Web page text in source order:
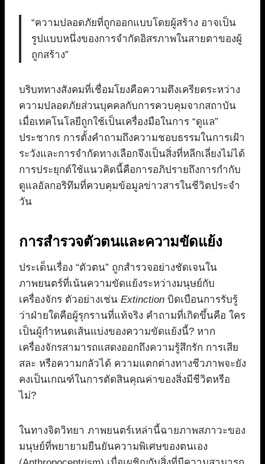
“ความปลอดภัยที่ถูกออกแบบโดยผู้สร้าง อาจเป็น
รูปแบบหนึ่งของการจำกัดอิสรภาพในสายตาของผู้
ถูกสร้าง”
บริบททางสังคมที่เชื่อมโยงคือความตึงเครียดระหว่าง
ความปลอดภัยส่วนบุคคลกับการควบคุมจากสถาบัน
เมื่อเทคโนโลยีถูกใช้เป็นเครื่องมือในการ “ดูแล”
ประชากร การตั้งคำถามถึงความชอบธรรมในการเฝ้า
ระวังและการจำกัดทางเลือกจึงเป็นสิ่งที่หลีกเลี่ยงไม่ได้
การประยุกต์ใช้แนวคิดนี้คือการอภิปรายถึงการกำกับ
ดูแลอัลกอริทึมที่ควบคุมข้อมูลข่าวสารในชีวิตประจำ
วัน
การสำรวจตัวตนและความขัดแย้ง
ประเด็นเรื่อง “ตัวตน” ถูกสำรวจอย่างชัดเจนใน
ภาพยนตร์ที่เน้นความขัดแย้งระหว่างมนุษย์กับ
เครื่องจักร ตัวอย่างเช่น Extinction บิดเบือนการรับรู้
ว่าฝ่ายใดคือผู้รุกรานที่แท้จริง คำถามที่เกิดขึ้นคือ ใคร
เป็นผู้กำหนดเส้นแบ่งของความขัดแย้งนี้? หาก
เครื่องจักรสามารถแสดงออกถึงความรู้สึกรัก การเสีย
สละ หรือความกลัวได้ ความแตกต่างทางชีวภาพจะยัง
คงเป็นเกณฑ์ในการตัดสินคุณค่าของสิ่งมีชีวิตหรือ
ไม่?
ในทางจิตวิทยา ภาพยนตร์เหล่านี้ฉายภาพสภาวะของ
มนุษย์ที่พยายามยืนยันความพิเศษของตนเอง